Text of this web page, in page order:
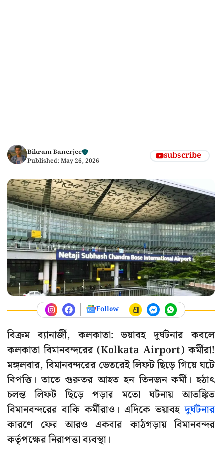
Bikram Banerjee
Published: May 26, 2026 subscribe
Follow
বিক্রম ব্যানার্জী, কলকাতা: ভয়াবহ দুর্ঘটনার কবলে
কলকাতা বিমানবন্দরের (Kolkata Airport) কর্মীরা!
মঙ্গলবার, বিমানবন্দরের ভেতরেই লিফট ছিড়ে গিয়ে ঘটে
বিপত্তি। তাতে গুরুতর আহত হন তিনজন কর্মী। হঠাৎ
চলন্ত লিফট ছিড়ে পড়ার মতো ঘটনায় আতঙ্কিত
বিমানবন্দরের বাকি কর্মীরাও। এদিকে ভয়াবহদুর্ঘটনার
কারণে ফের আরও একবার কাঠগড়ায় বিমানবন্দর
কর্তৃপক্ষের নিরাপত্তা ব্যবস্থা।